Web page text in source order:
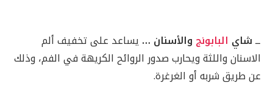
ــشاي البابونج والأسنان … يساعد على تخفيف ألم
الاسنان واللثة ويحارب صدور الروائح الكريهة في الفم، وذلك
عن طريق شربه أو الغرغرة.